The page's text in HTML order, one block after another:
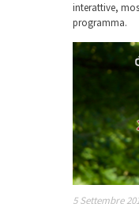
interattive,
programma.
5 Settembre